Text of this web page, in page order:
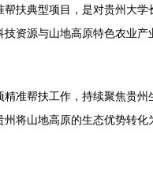
帮扶典型项目，是对贵州大
资源与山地高原特色农业
准帮扶工作，持续聚焦贵
将山地高原的生态优势转